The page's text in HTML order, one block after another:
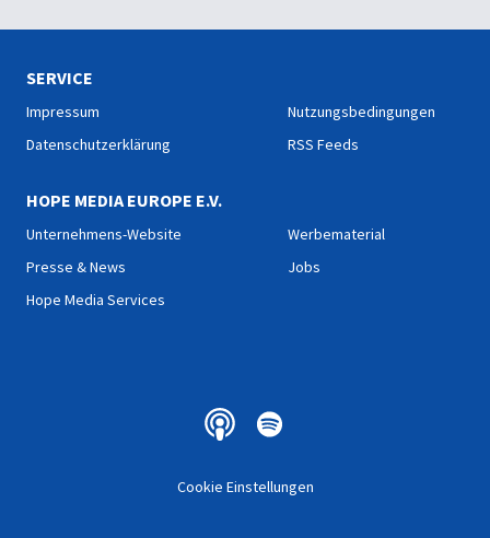
SERVICE
Impressum
Datenschutzerklärung
Nutzungsbedingungen
RSS Feeds
HOPE MEDIA EUROPE E.V.
Unternehmens-Website
Presse & News
Hope Media Services
Werbematerial
Jobs
Cookie Einstellungen